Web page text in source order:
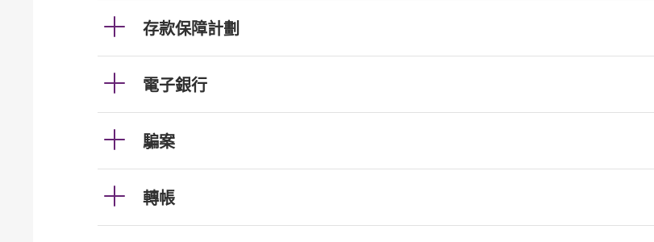
存款保障計劃
電子銀行
騙案
轉帳